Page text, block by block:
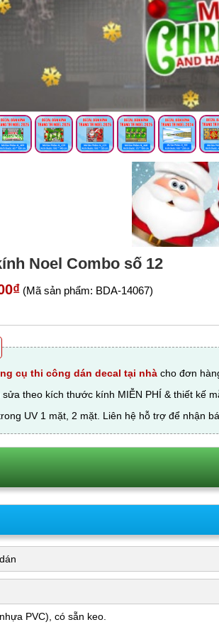
Noel Combo số 12
(Mã sản phẩm: BDA-14067)
cụ thi công dán decal tại nhà cho đơn
sửa theo kích thước kính MIỄN PHÍ & thiết kế
UV 1 mặt, 2 mặt. Liên hệ hỗ trợ để nhận
PVC), có sẵn keo.